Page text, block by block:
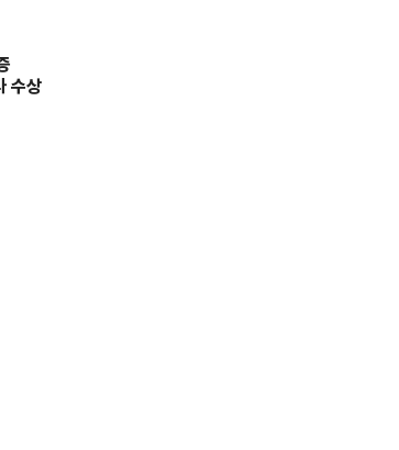
수상